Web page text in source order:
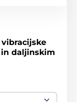
vibracijske
daljinskim
učinkovito